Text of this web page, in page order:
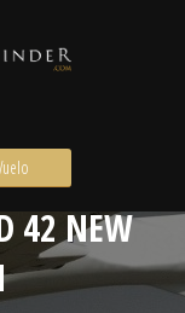
42 NEW